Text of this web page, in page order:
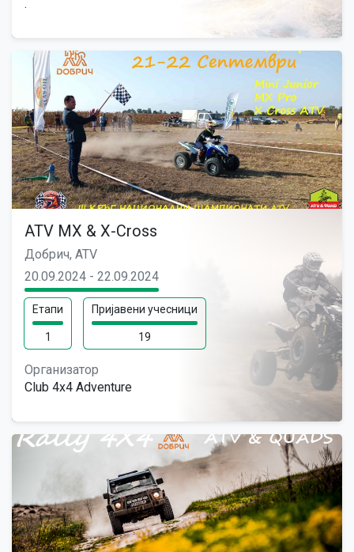
.
ATV MX & X-Cross
Добрич, ATV
20.09.2024 - 22.09.2024
Етапи
1
Пријавени учесници
19
Организатор
Club 4x4 Adventure